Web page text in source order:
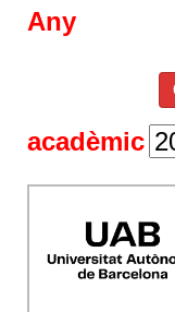
Any
acadèmic